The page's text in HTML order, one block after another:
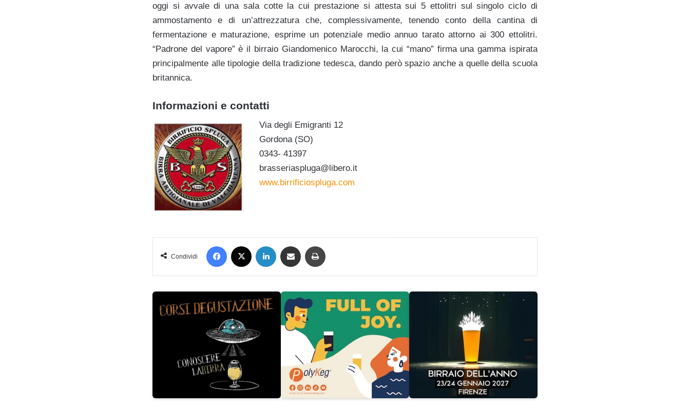
oggi si avvale di una sala cotte la cui prestazione si attesta sui 5 ettolitri sul singolo ciclo di
ammostamento e di un’attrezzatura che, complessivamente, tenendo conto della cantina di
fermentazione e maturazione, esprime un potenziale medio annuo tarato attorno ai 300 ettolitri.
“Padrone del vapore” è il birraio Giandomenico Marocchi, la cui “mano” firma una gamma ispirata
principalmente alle tipologie della tradizione tedesca, dando però spazio anche a quelle della scuola
britannica.
Informazioni e contatti
Via degli Emigranti 12
Gordona (SO)
0343- 41397
brasseriaspluga@libero.it
www.birrificiospluga.com
Condividi
Facebook LinkedIn Condividi via mail